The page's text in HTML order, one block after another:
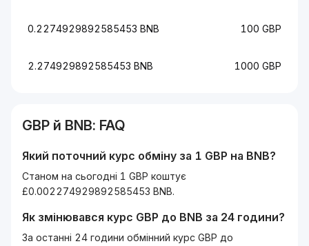
0.2274929892585453 BNB 100 GBP
2.274929892585453 BNB 1000 GBP
GBP й BNB: FAQ
Який поточний курс обміну за 1 GBP на BNB?
Станом на сьогодні 1 GBP коштує
£0.002274929892585453 BNB.
Як змінювався курс GBP до BNB за 24 години?
За останні 24 години обмінний курс GBP до